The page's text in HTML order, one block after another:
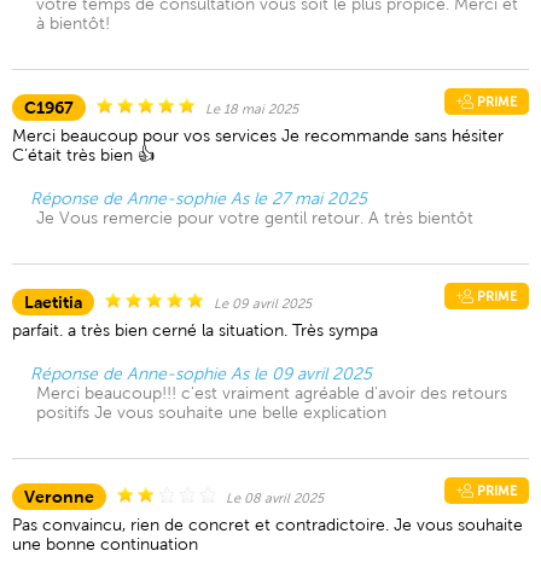
à bientôt!
C1967 Le 18 mai 2025 PRIME
Merci beaucoup pour vos services Je recommande sans hésiter
C’était très bien 👍
Réponse de Anne-sophie As le 27 mai 2025
Je Vous remercie pour votre gentil retour. A très bientôt
Laetitia Le 09 avril 2025 PRIME
parfait. a très bien cerné la situation. Très sympa
Réponse de Anne-sophie As le 09 avril 2025
Merci beaucoup!!! c'est vraiment agréable d'avoir des retours
positifs Je vous souhaite une belle explication
Veronne Le 08 avril 2025 PRIME
Pas convaincu, rien de concret et contradictoire. Je vous souhaite
une bonne continuation